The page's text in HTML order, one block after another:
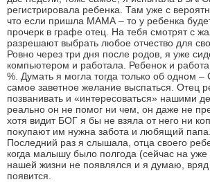
регистрировала ребенка. Там уже с
что если пришла МАМА – то у ребенка
прочерк в графе отец. На тебя смотрят с
разрешают выбрать любое отчество для
Ровно через три дня после родов, я уже
компьютером и работала. Ребенок и
%. Думать я могла тогда только об одном
самое заветное желание выспаться. Отец
позванивать и «интересоваться» нашими
реально он не помог ни чем, он даже не
хотя видит БОГ я бы не взяла от него ни
покупают им нужна забота и любящий папа.
Последний раз я слышала, отца своего
когда малышу было полгода (сейчас на
нашей жизни не появлялся и я думаю, вряд
появится.